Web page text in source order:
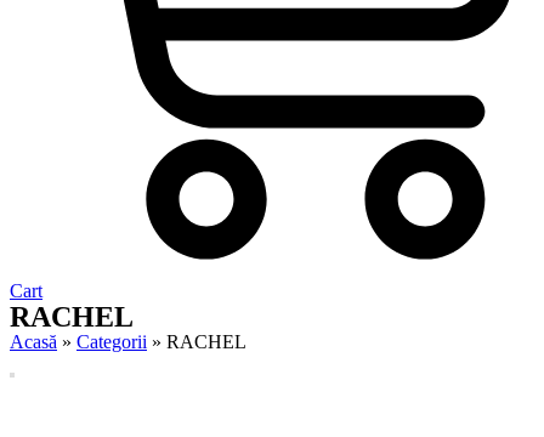
Cart
RACHEL
Acasă » Categorii » RACHEL